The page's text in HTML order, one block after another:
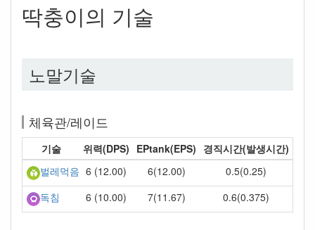
딱충이의 기술
노말기술
체육관/레이드
기술 위력(DPS) EPtank(EPS) 경직시간(발생시간)
벌레먹음 6 (12.00) 6(12.00)
0.5(0.25)
독침
6 (10.00) 7(11.67) 0.6(0.375)